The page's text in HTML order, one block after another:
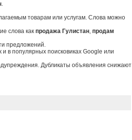
.
товарам или услугам. Слова можно
слова как продажа Гулистан, продам
предложений.
в популярных поисковиках Google или
Дубликаты объявления снижают